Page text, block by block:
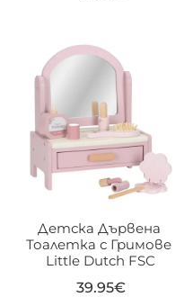
On sale (16)
Детска Дървена
Тоалетка с Гримове
Little Dutch FSC
39.95€